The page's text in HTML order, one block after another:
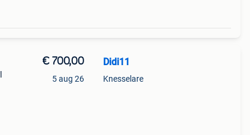
€ 700,00
5 aug 26
Didi11
Knesselare